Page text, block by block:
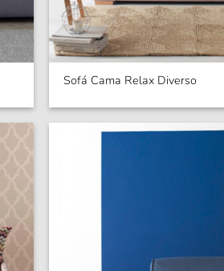
Sofá Cama Relax Diverso